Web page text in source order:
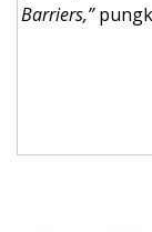
Barriers,”